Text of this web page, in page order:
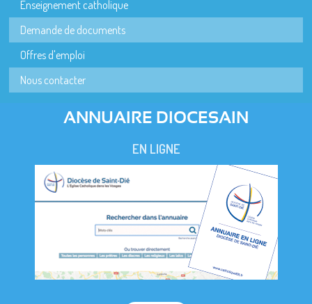
Enseignement catholique
Demande de documents
Offres d'emploi
Nous contacter
ANNUAIRE DIOCESAIN
EN LIGNE